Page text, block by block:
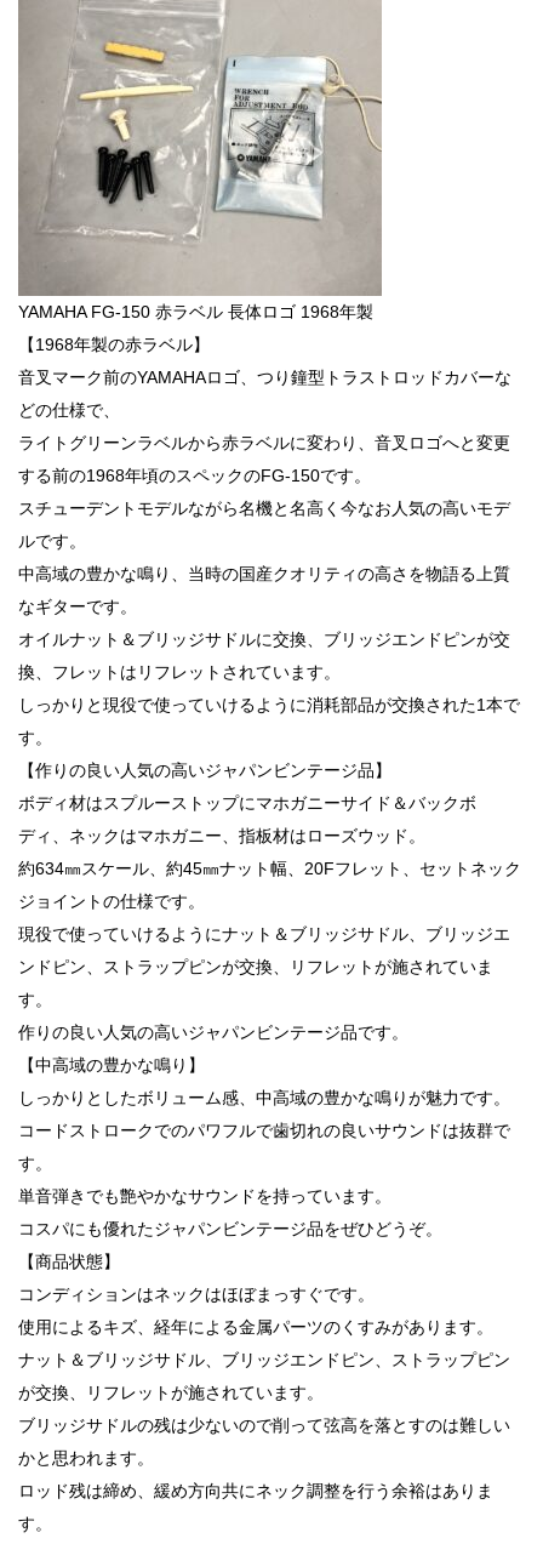
YAMAHA FG-150 赤ラベル 長体ロゴ 1968年製
【1968年製の赤ラベル】
音叉マーク前のYAMAHAロゴ、つり鐘型トラストロッドカバーな
どの仕様で、
ライトグリーンラベルから赤ラベルに変わり、音叉ロゴへと変更
する前の1968年頃のスペックのFG-150です。
スチューデントモデルながら名機と名高く今なお人気の高いモデ
ルです。
中高域の豊かな鳴り、当時の国産クオリティの高さを物語る上質
なギターです。
オイルナット＆ブリッジサドルに交換、ブリッジエンドピンが交
換、フレットはリフレットされています。
しっかりと現役で使っていけるように消耗部品が交換された1本で
す。
【作りの良い人気の高いジャパンビンテージ品】
ボディ材はスプルーストップにマホガニーサイド＆バックボ
ディ、ネックはマホガニー、指板材はローズウッド。
約634㎜スケール、約45㎜ナット幅、20Fフレット、セットネック
ジョイントの仕様です。
現役で使っていけるようにナット＆ブリッジサドル、ブリッジエ
ンドピン、ストラップピンが交換、リフレットが施されていま
す。
作りの良い人気の高いジャパンビンテージ品です。
【中高域の豊かな鳴り】
しっかりとしたボリューム感、中高域の豊かな鳴りが魅力です。
コードストロークでのパワフルで歯切れの良いサウンドは抜群で
す。
単音弾きでも艶やかなサウンドを持っています。
コスパにも優れたジャパンビンテージ品をぜひどうぞ。
【商品状態】
コンディションはネックはほぼまっすぐです。
使用によるキズ、経年による金属パーツのくすみがあります。
ナット＆ブリッジサドル、ブリッジエンドピン、ストラップピン
が交換、リフレットが施されています。
ブリッジサドルの残は少ないので削って弦高を落とすのは難しい
かと思われます。
ロッド残は締め、緩め方向共にネック調整を行う余裕はありま
す。